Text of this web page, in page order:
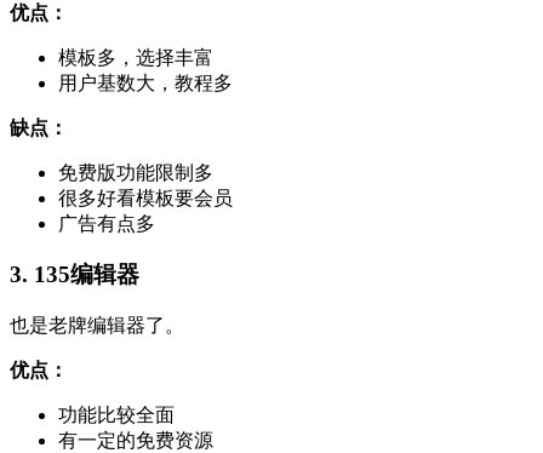
优点：
模板多，选择丰富
用户基数大，教程多
缺点：
免费版功能限制多
很多好看模板要会员
广告有点多
3. 135编辑器
也是老牌编辑器了。
优点：
功能比较全面
有一定的免费资源